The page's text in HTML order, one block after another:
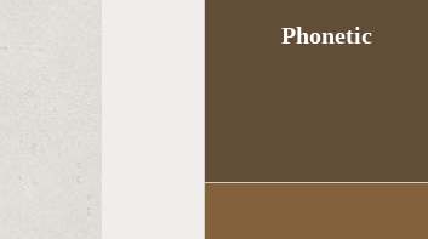
Phonetic